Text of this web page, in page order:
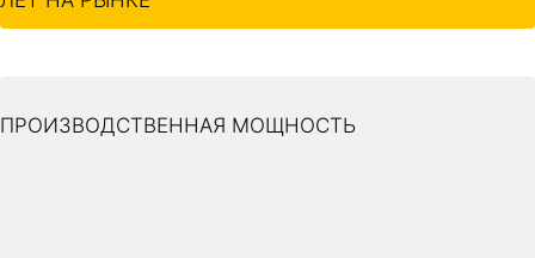
ПРОИЗВОДСТВЕННАЯ МОЩНОСТЬ